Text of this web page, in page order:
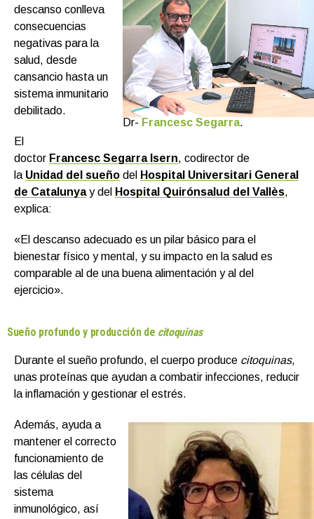
Dr- Francesc Segarra.
descanso conlleva
consecuencias
negativas para la
salud, desde
cansancio hasta un
sistema inmunitario
debilitado.
El
doctor Francesc Segarra Isern, codirector de
la Unidad del sueño del Hospital Universitari General
de Catalunyay del Hospital Quirónsalud del Vallès,
explica:
«El descanso adecuado es un pilar básico para el
bienestar físico y mental, y su impacto en la salud es
comparable al de una buena alimentación y al del
ejercicio».
Sueño profundo y producción de citoquinas
Durante el sueño profundo, el cuerpo produce citoquinas,
unas proteínas que ayudan a combatir infecciones, reducir
la inflamación y gestionar el estrés.
Además, ayuda a
mantener el correcto
funcionamiento de
las células del
sistema
inmunológico, así